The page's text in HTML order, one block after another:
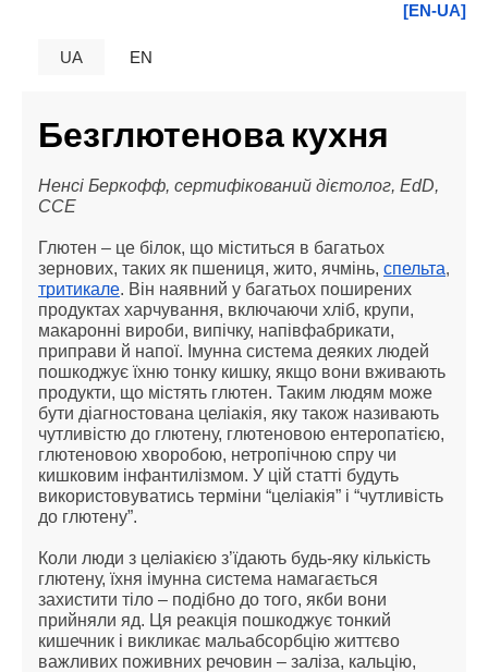
[EN-UA]
UA EN
Безглютенова кухня
Ненсі Беркофф, сертифікований дієтолог, EdD,
CCE
Глютен – це білок, що міститься в багатьох
зернових, таких як пшениця, жито, ячмінь, спельта
тритикале. Він наявний у багатьох поширених
продуктах харчування, включаючи хліб, крупи,
макаронні вироби, випічку, напівфабрикати,
приправи й напої. Імунна система деяких людей
пошкоджує їхню тонку кишку, якщо вони вживають
продукти, що містять глютен. Таким людям може
бути діагностована целіакія, яку також називають
чутливістю до глютену, глютеновою ентеропатією,
глютеновою хворобою, нетропічною спру чи
кишковим інфантилізмом. У цій статті будуть
використовуватись терміни “целіакія” і “чутливість
до глютену”.
Коли люди з целіакією з’їдають будь-яку кількість
глютену, їхня імунна система намагається
захистити тіло – подібно до того, якби вони
прийняли яд. Ця реакція пошкоджує тонкий
кишечник і викликає мальабсорбцію життєво
важливих поживних речовин – заліза, кальцію,